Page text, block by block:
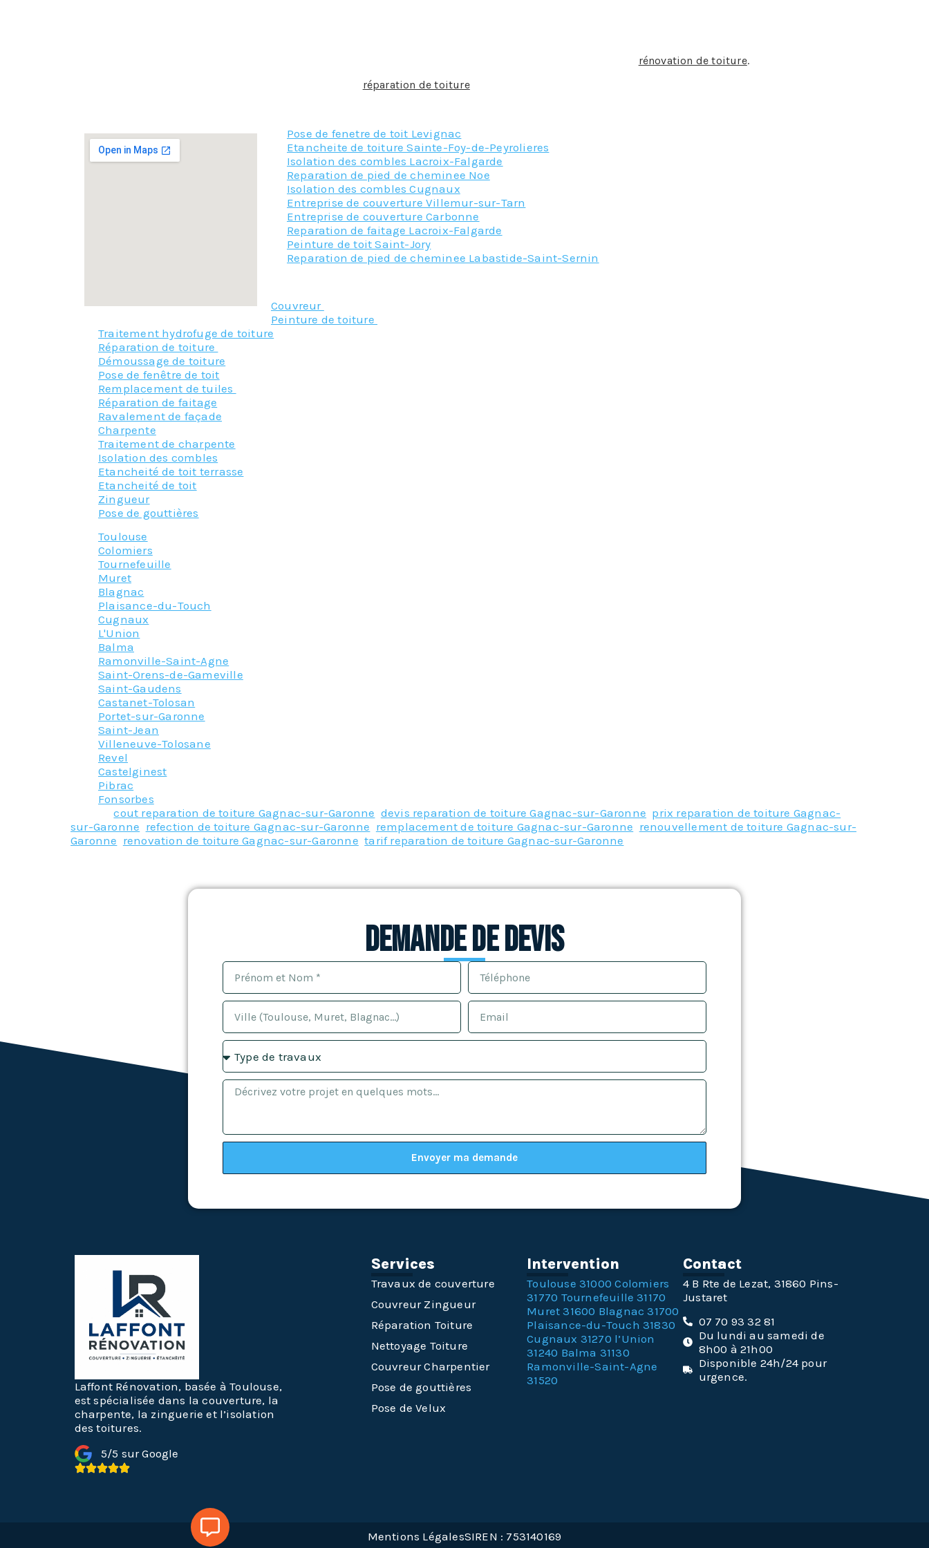
rénovation de toiture.
réparation de toitureou l’entretien du toit reste le quotidien des entreprises de couverture.
Pose de fenetre de toit Levignac
Etancheite de toiture Sainte-Foy-de-Peyrolieres
Isolation des combles Lacroix-Falgarde
Reparation de pied de cheminee Noe
Isolation des combles Cugnaux
Entreprise de couverture Villemur-sur-Tarn
Entreprise de couverture Carbonne
Reparation de faitage Lacroix-Falgarde
Peinture de toit Saint-Jory
Reparation de pied de cheminee Labastide-Saint-Sernin
Couvreur
Peinture de toiture
Traitement hydrofuge de toiture
Réparation de toiture
Démoussage de toiture
Pose de fenêtre de toit
Remplacement de tuiles
Réparation de faitage
Ravalement de façade
Charpente
Traitement de charpente
Isolation des combles
Etancheité de toit terrasse
Etancheité de toit
Zingueur
Pose de gouttières
Toulouse
Colomiers
Tournefeuille
Muret
Blagnac
Plaisance-du-Touch
Cugnaux
L'Union
Balma
Ramonville-Saint-Agne
Saint-Orens-de-Gameville
Saint-Gaudens
Castanet-Tolosan
Portet-sur-Garonne
Saint-Jean
Villeneuve-Tolosane
Revel
Castelginest
Pibrac
Fonsorbes
Taggedcout reparation de toiture Gagnac-sur-Garonne devis reparation de toiture Gagnac-sur-Garonne prix reparation de toiture Gagnac-
sur-Garonne refection de toiture Gagnac-sur-Garonne remplacement de toiture Gagnac-sur-Garonne renouvellement de toiture Gagnac-sur-
Garonne renovation de toiture Gagnac-sur-Garonne ,tarif reparation de toiture Gagnac-sur-Garonne
Demande de devis
Envoyer ma demande
Laffont Rénovation, basée à Toulouse,
est spécialisée dans la couverture, la
charpente, la zinguerie et l’isolation
des toitures.
5/5 sur Google
Services
Travaux de couverture
Couvreur Zingueur
Réparation Toiture
Nettoyage Toiture
Couvreur Charpentier
Pose de gouttières
Pose de Velux
Intervention
Toulouse 31000 Colomiers
31770 Tournefeuille 31170
Muret 31600 Blagnac 31700
Plaisance-du-Touch 31830
Cugnaux 31270 l’Union
31240 Balma 31130
Ramonville-Saint-Agne
31520
Contact
4 B Rte de Lezat, 31860 Pins-
Justaret
07 70 93 32 81
Du lundi au samedi de
8h00 à 21h00
Disponible 24h/24 pour
urgence.
Mentions LégalesSIREN : 753140169